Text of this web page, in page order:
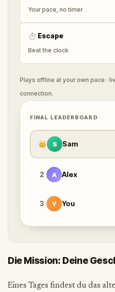
Your pace, no timer
⏱ Escape
Beat the clock
Plays offline at your own pace ·
connection.
FINAL LEADERBOARD
👑 S Sam
2 A Alex
3 Y You
Die Mission: Deine
Eines Tages findest du das